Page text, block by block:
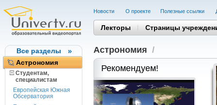
Все разделы
Астрономия
Студентам,
cпециалистам
Европейская Южная
Обсерватория
Новости О проекте Полезные cсылки
Лекторы Страницы
Астрономия /
Рекомендуем!